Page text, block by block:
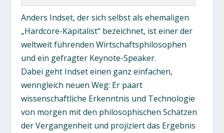
Anders Indset, der sich selbst als ehemaligen
„Hardcore-Kapitalist“ bezeichnet, ist einer der
weltweit führenden Wirtschaftsphilosophen
und ein gefragter Keynote-Speaker.
Dabei geht Indset einen ganz einfachen,
wenngleich neuen Weg: Er paart
wissenschaftliche Erkenntnis und Technologie
von morgen mit den philosophischen Schätzen
der Vergangenheit und projiziert das Ergebnis